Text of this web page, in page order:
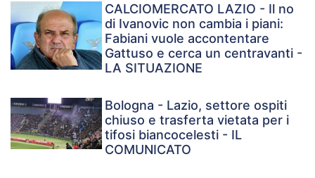
CALCIOMERCATO LAZIO - Il no
di Ivanovic non cambia i piani:
Fabiani vuole accontentare
Gattuso e cerca un centravanti -
LA SITUAZIONE
Bologna - Lazio, settore ospiti
chiuso e trasferta vietata per i
tifosi biancocelesti - IL
COMUNICATO